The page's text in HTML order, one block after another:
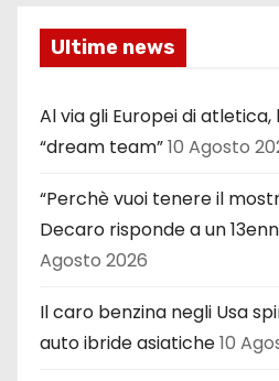
Ultime news
Al via gli Europei di atletica,
“dream team”10 Agosto
“Perchè vuoi tenere il
Decaro risponde a un
Agosto 2026
Il caro benzina negli Usa
auto ibride asiatiche10